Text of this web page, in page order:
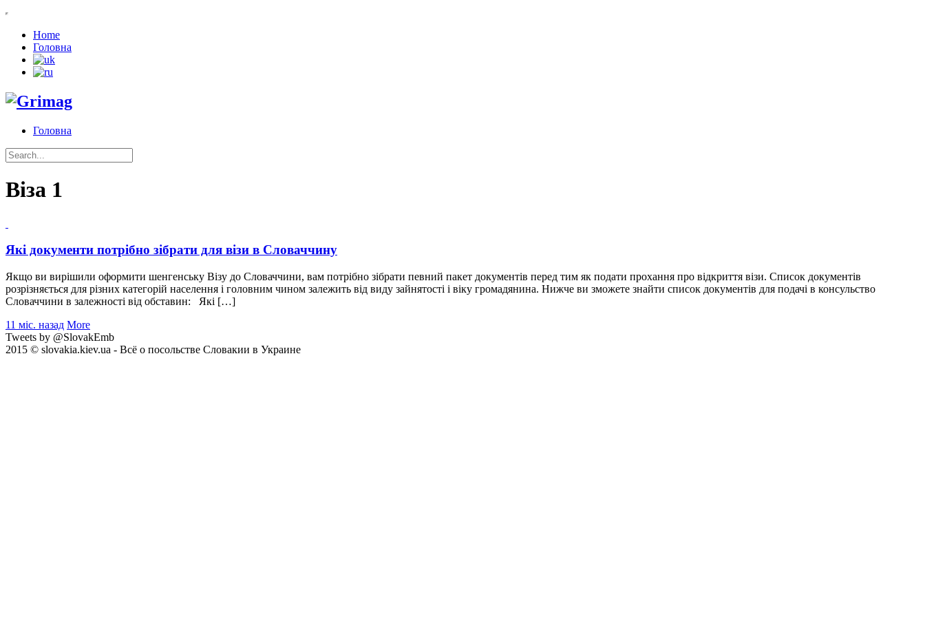
Home
Головна
Головна
Віза 1
Які документи потрібно зібрати для візи в Словаччину
Якщо ви вирішили оформити шенгенську Візу до Словаччини, вам потрібно зібрати певний пакет документів перед тим як подати прохання про відкриття візи. Список документів
розрізняється для різних категорій населення і головним чином залежить від виду зайнятості і віку громадянина. Нижче ви зможете знайти список документів для подачі в консульство
Словаччини в залежності від обставин: Які […]
11 міс. назад More
Tweets by @SlovakEmb
2015 © slovakia.kiev.ua - Всё о посольстве Словакии в Украине